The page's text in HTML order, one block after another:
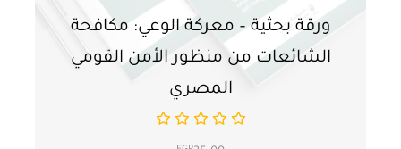
ورقة بحثية – معركة الوعي: مكافحة
الشائعات من منظور الأمن القومي
المصري